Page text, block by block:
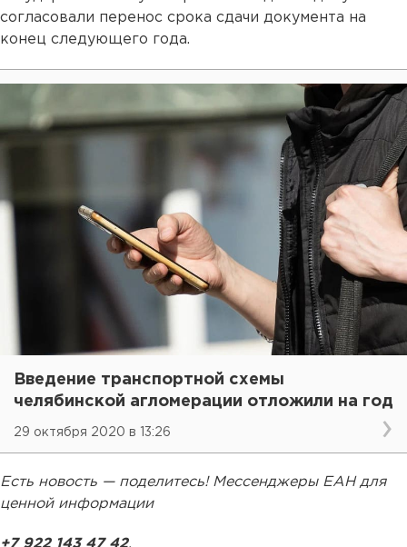
согласовали перенос срока сдачи документа на
конец следующего года.
Введение транспортной схемы
челябинской агломерации отложили на год
29 октября 2020 в 13:26
Есть новость — поделитесь! Мессенджеры ЕАН для
ценной информации
+7 922 143 47 42.